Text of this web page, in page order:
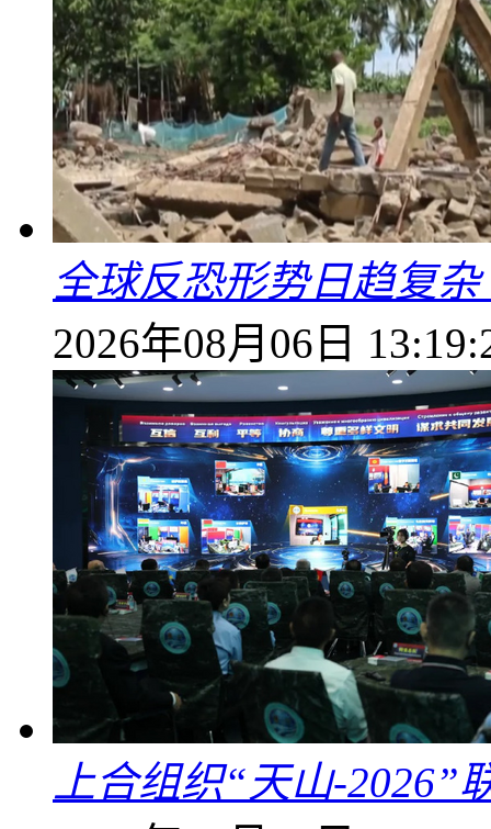
全球反恐形势日趋复
2026年08月06日
上合组织“天山-2026”